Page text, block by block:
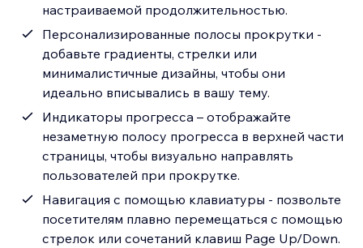
настраиваемой продолжительностью.
Персонализированные полосы прокрутки -
добавьте градиенты, стрелки или
минималистичные дизайны, чтобы они
идеально вписывались в вашу тему.
Индикаторы прогресса – отображайте
незаметную полосу прогресса в верхней части
страницы, чтобы визуально направлять
пользователей при прокрутке.
Навигация с помощью клавиатуры - позвольте
посетителям плавно перемещаться с помощью
стрелок или сочетаний клавиш Page Up/Down.